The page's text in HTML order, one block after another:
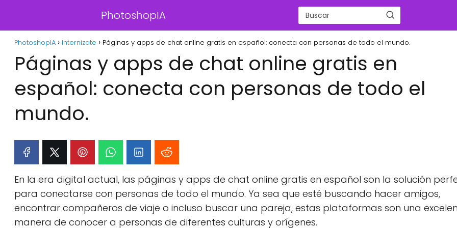
PhotoshopIA
PhotoshopIA Internizate Páginas y apps de chat online gratis en español: conecta con personas de todo el mundo.
Páginas y apps de chat online gratis en
español: conecta con personas de todo el
mundo.
En la era digital actual, las páginas y apps de chat online gratis en español son la solución
para conectarse con personas de todo el mundo. Ya sea que esté buscando hacer amigos,
encontrar compañeros de viaje o incluso buscar una pareja, estas plataformas son una
manera de conocer a personas de diferentes culturas y orígenes.